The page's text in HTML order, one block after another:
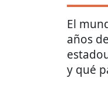
El
años
y qué